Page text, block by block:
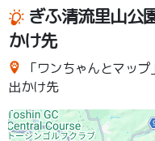
ぎふ清流里山公
かけ先
「ワンちゃんとマッ
出かけ先